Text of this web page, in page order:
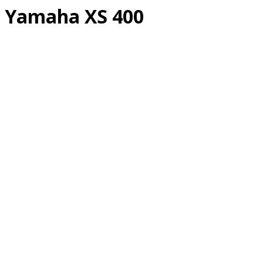
Yamaha XS 400